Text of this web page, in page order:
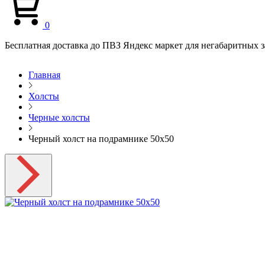
0
Бесплатная доставка до ПВЗ Яндекс маркет для негабаритных
Главная
Холсты
Черные холсты
Черный холст на подрамнике 50х50